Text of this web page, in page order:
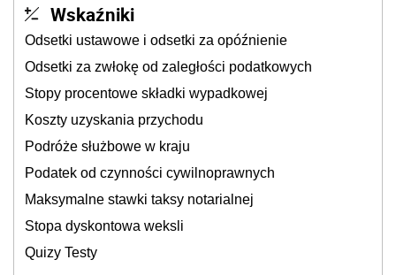
Wskaźniki
Odsetki ustawowe i odsetki za opóźnienie
Odsetki za zwłokę od zaległości podatkowych
Stopy procentowe składki wypadkowej
Koszty uzyskania przychodu
Podróże służbowe w kraju
Podatek od czynności cywilnoprawnych
Maksymalne stawki taksy notarialnej
Stopa dyskontowa weksli
Quizy Testy